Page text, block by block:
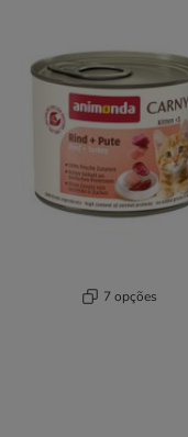
7 opções